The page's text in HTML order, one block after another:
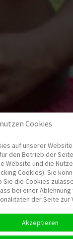
Cookies
auf unserer
den Betrieb der
Website und die
Cookies). Sie
Sie die Cookies
bei einer
der Seite zur
Akzeptieren